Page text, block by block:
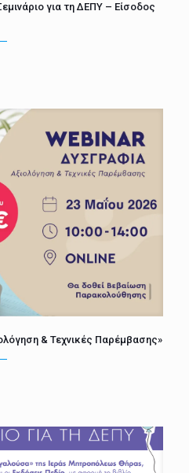
για τη ΔΕΠΥ – Είσοδος
& Τεχνικές Παρέμβασης»